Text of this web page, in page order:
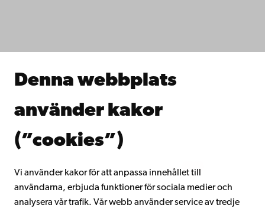
Denna webbplats
använder kakor
(”cookies”)
Vi använder kakor för att anpassa innehållet till
användarna, erbjuda funktioner för sociala medier och
analysera vår trafik. Vår webb använder service av tredje
Samarbeta med oss
Kontinuerligt lärande
Gå med i Åbo Akademis alumnnätverk
Intranätet
Facebook InstagramYouTube LinkedIn Blog Snapchat